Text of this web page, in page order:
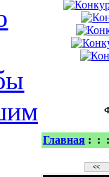
Главная : :